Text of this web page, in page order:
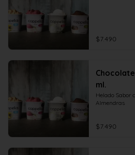
$7.490
ml.
Helado Sabor
Almendras
$7.490